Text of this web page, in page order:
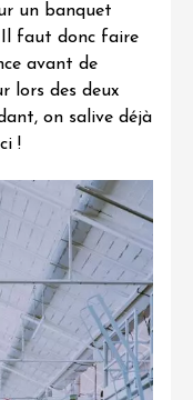
un banquet
Il faut donc faire
avant de
lors des deux
on salive déjà
!